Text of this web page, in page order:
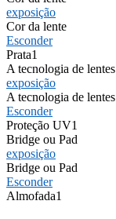
exposição
Cor da lente
Esconder
Prata1
A tecnologia de lentes
exposição
A tecnologia de lentes
Esconder
Proteção UV1
Bridge ou Pad
exposição
Bridge ou Pad
Esconder
Almofada1